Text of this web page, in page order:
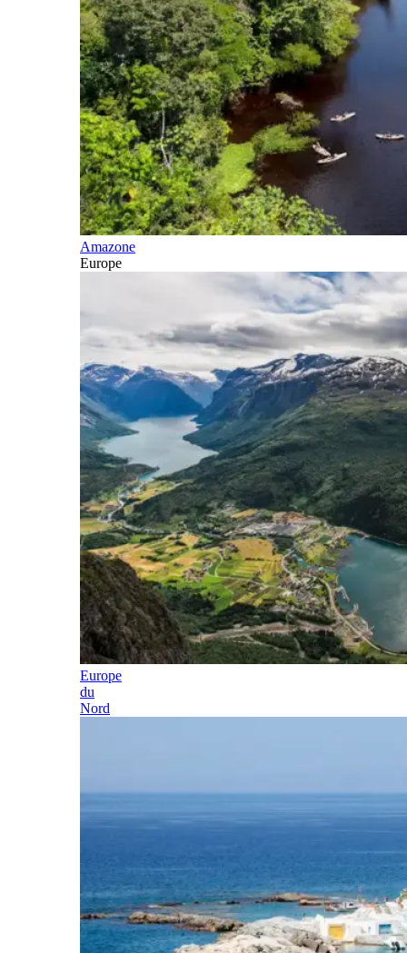
Amazone
Europe
Europe
du
Nord